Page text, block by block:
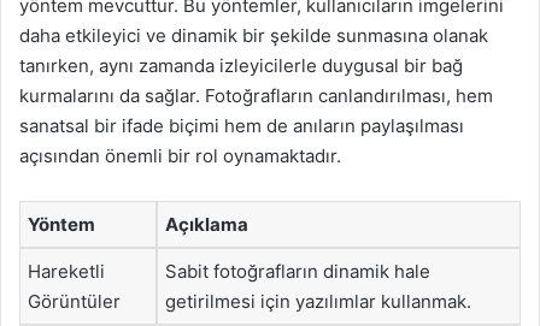
yöntem mevcuttur. Bu yöntemler, kullanıcıların imgelerini
daha etkileyici ve dinamik bir şekilde sunmasına olanak
tanırken, aynı zamanda izleyicilerle duygusal bir bağ
kurmalarını da sağlar. Fotoğrafların canlandırılması, hem
sanatsal bir ifade biçimi hem de anıların paylaşılması
açısından önemli bir rol oynamaktadır.
Yöntem Açıklama
Hareketli
Görüntüler
Sabit fotoğrafların dinamik hale
getirilmesi için yazılımlar kullanmak.